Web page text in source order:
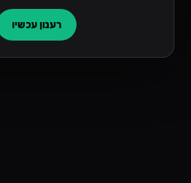
רענון עכשיו